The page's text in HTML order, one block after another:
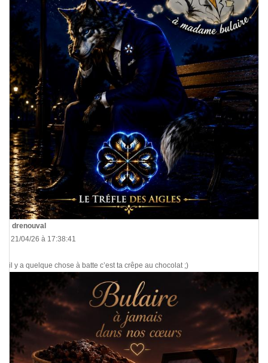
drenouval
Le 21/04/26 à 17:38:41
Si il y a quelque chose à batte c’est ta crêpe au chocolat ;)